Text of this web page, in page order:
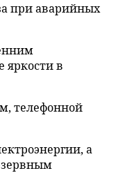
при аварийных
в
телефонной
а